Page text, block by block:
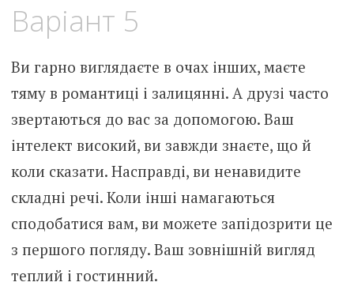
Варіант 5
Ви гарно виглядаєте в очах інших, маєте
тяму в романтиці і залицянні. А друзі часто
звертаються до вас за допомогою. Ваш
інтелект високий, ви завжди знаєте, що й
коли сказати. Насправді, ви ненавидите
складні речі. Коли інші намагаються
сподобатися вам, ви можете запідозрити це
з першого погляду. Ваш зовнішній вигляд
теплий і гостинний.